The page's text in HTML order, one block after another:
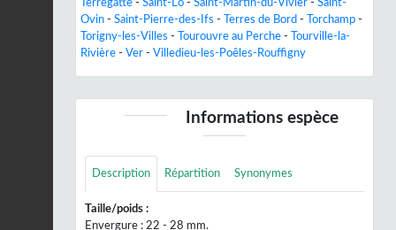
Terregatte - Saint-Lô - Saint-Martin-du-Vivier - Saint-
Ovin - Saint-Pierre-des-Ifs - Terres de Bord - Torchamp -
Torigny-les-Villes - Tourouvre au Perche -
Tourville-la-
Rivière - Ver - Villedieu-les-Poêles-Rouffigny
Informations espèce
Description Répartition Synonymes
Taille/poids :
Envergure : 22 - 28 mm.